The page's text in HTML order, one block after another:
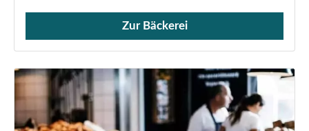
Verkauf von Brötchen,
Zur Bäckerei